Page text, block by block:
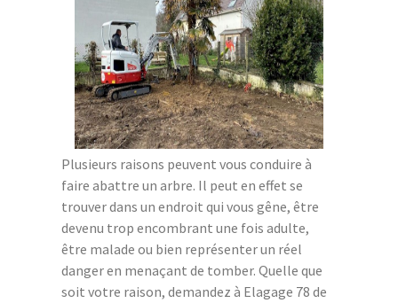
Plusieurs raisons peuvent vous conduire à
faire abattre un arbre. Il peut en effet se
trouver dans un endroit qui vous gêne, être
devenu trop encombrant une fois adulte,
être malade ou bien représenter un réel
danger en menaçant de tomber. Quelle que
soit votre raison, demandez à Elagage 78 de